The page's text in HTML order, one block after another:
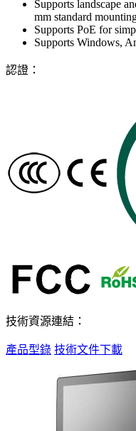
Supports landscape
mm standard
Supports PoE for
Supports Windows,
認證：
技術資源連結：
產品型錄 技術文件下載